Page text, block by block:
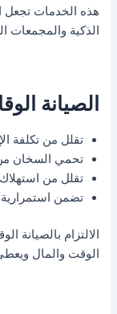
هذه الخدمات تجعل
الذكية والمجمعات
الصيانة
تقلل من تكلفة
تحمي السخان
تقلل من استهلاك
تضمن
الالتزام بالصيانة
الوقت والمال